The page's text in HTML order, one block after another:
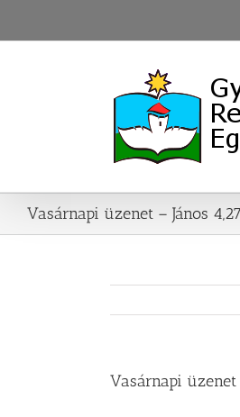
to
Vasárnapi üzenet – János
Vasárnapi